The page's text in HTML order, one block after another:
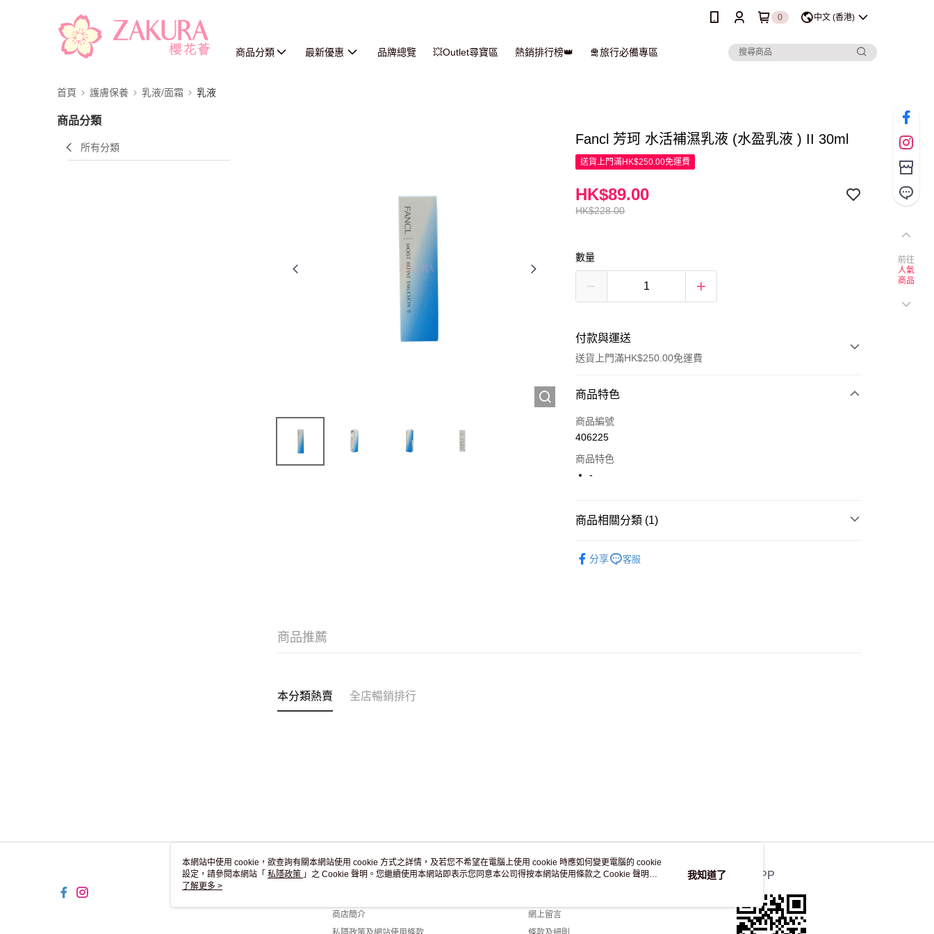
0 中文 (香港)
商品分類 最新優惠 品牌總覽 💥Outlet尋寶區 熱銷排行榜👑 🛅旅行必備專區
首頁 護膚保養 乳液/面霜 乳液
商品分類
所有分類
Fancl 芳珂 水活補濕乳液 (水盈乳液 ) II 30ml
送貨上門滿HK$250.00免運費
HK$228.00
HK$89.00
數量
付款與運送
送貨上門滿HK$250.00免運費
付款方式
信用卡
JD京東物流，訂單確認發貨後2-4個工作天送達
商品特色
商品編號
406225
商品特色
-
商品相關分類 (1)
分享
客服
商品推薦
本分類熱賣 全店暢銷排行
關於我們
商店簡介
客戶服務
網上留言
官方APP
前往
人氣
商品
本網站中使用 cookie，欲查詢有關本網站使用 cookie 方式之詳情，及若您不希望在電腦上使用 cookie 時應如何變更電腦的 cookie
設定，請參閱本網站「 私隱政策 」之 Cookie 聲明。您繼續使用本網站即表示您同意本公司得按本網站使用條款之 Cookie 聲明使
用 cookie。
了解更多 >
我知道了